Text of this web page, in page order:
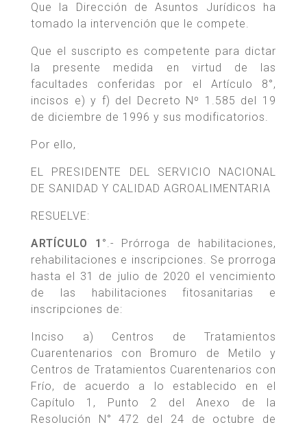
Que la Dirección de Asuntos Jurídicos ha
tomado la intervención que le compete.
Que el suscripto es competente para dictar
la presente medida en virtud de las
facultades conferidas por el Artículo 8°,
incisos e) y f) del Decreto Nº 1.585 del 19
de diciembre de 1996 y sus modificatorios.
Por ello,
EL PRESIDENTE DEL SERVICIO NACIONAL
DE SANIDAD Y CALIDAD AGROALIMENTARIA
RESUELVE:
ARTÍCULO 1°.- Prórroga de habilitaciones,
rehabilitaciones e inscripciones. Se prorroga
hasta el 31 de julio de 2020 el vencimiento
de las habilitaciones fitosanitarias e
inscripciones de:
Inciso a) Centros de Tratamientos
Cuarentenarios con Bromuro de Metilo y
Centros de Tratamientos Cuarentenarios con
Frío, de acuerdo a lo establecido en el
Capítulo 1, Punto 2 del Anexo de la
Resolución N° 472 del 24 de octubre de